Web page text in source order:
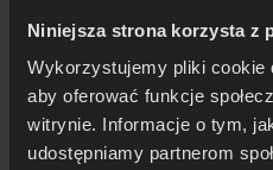
Niniejsza strona korzysta z
Wykorzystujemy pliki cookie
aby oferować funkcje
witrynie. Informacje o tym,
udostępniamy partnerom